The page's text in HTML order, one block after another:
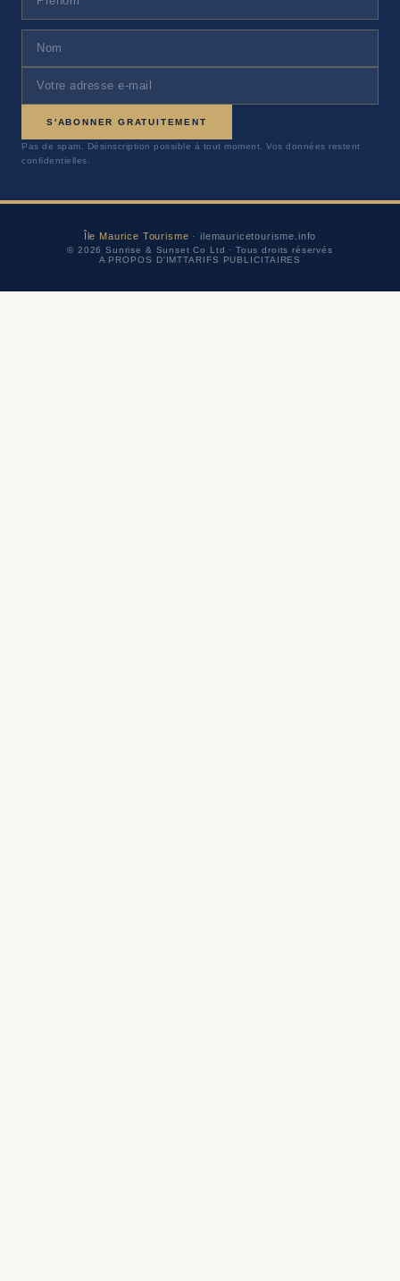
S'ABONNER GRATUITEMENT
Pas de spam. Désinscription possible à tout moment. Vos données restent
confidentielles.
Île Maurice Tourisme · ilemauricetourisme.info
© 2026 Sunrise & Sunset Co Ltd · Tous droits réservés
A PROPOS D'IMTTARIFS PUBLICITAIRES